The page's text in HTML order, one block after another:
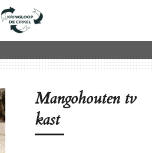
Mangohouten tv
kast